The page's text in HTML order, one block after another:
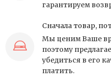
гарантируем
Сначала товар,
Мы ценим Ваше
поэтому
убедиться в его
платить.